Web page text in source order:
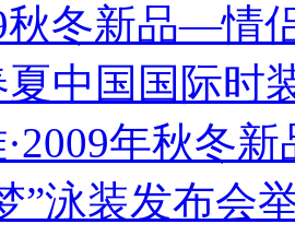
秋冬新品—情
夏中国国际时
年秋冬
”泳装发布会